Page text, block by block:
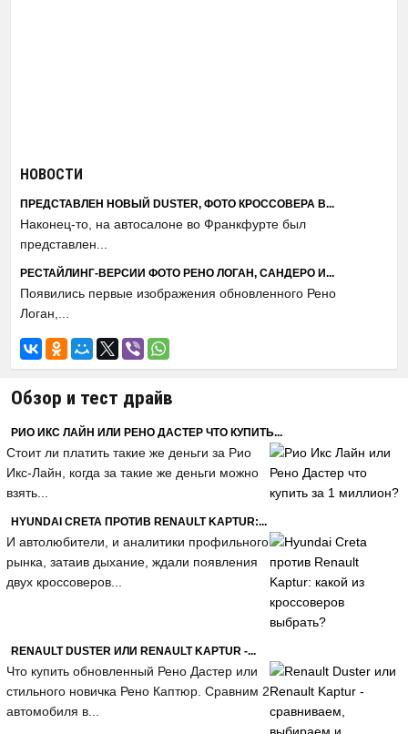
НОВОСТИ
ПРЕДСТАВЛЕН НОВЫЙ DUSTER, ФОТО КРОССОВЕРА В...
Наконец-то, на автосалоне во Франкфурте был
представлен...
РЕСТАЙЛИНГ-ВЕРСИИ ФОТО РЕНО ЛОГАН, САНДЕРО И...
Появились первые изображения обновленного Рено
Логан,...
Обзор и тест драйв
РИО ИКС ЛАЙН ИЛИ РЕНО ДАСТЕР ЧТО КУПИТЬ...
Стоит ли платить такие же деньги за Рио
Икс-Лайн, когда за такие же деньги можно
взять...
HYUNDAI CRETA ПРОТИВ RENAULT KAPTUR:...
И автолюбители, и аналитики профильного
рынка, затаив дыхание, ждали появления
двух кроссоверов...
RENAULT DUSTER ИЛИ RENAULT KAPTUR -...
Что купить обновленный Рено Дастер или
стильного новичка Рено Каптюр. Сравним 2
автомобиля в...